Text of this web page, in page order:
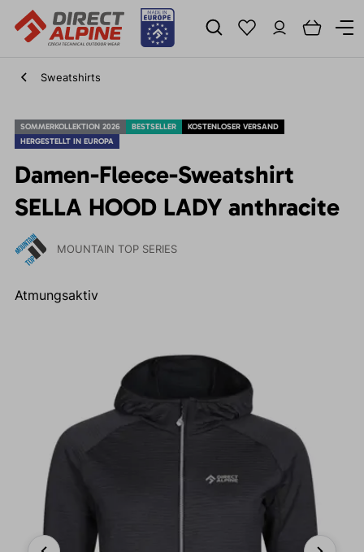
Sweatshirts
SOMMERKOLLEKTION 2026 BESTSELLER
KOSTENLOSER VERSAND
HERGESTELLT IN EUROPA
Damen-Fleece-Sweatshirt
SELLA HOOD LADY anthracite
MOUNTAIN TOP SERIES
Atmungsaktiv